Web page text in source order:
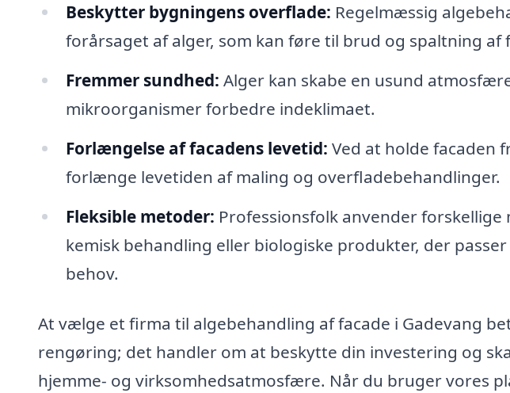
Beskytter bygningens overflade: Regelmæssig
forårsaget af alger, som kan føre til brud og spaltning af
Fremmer sundhed: Alger kan skabe en usund
mikroorganismer forbedre indeklimaet.
Forlængelse af facadens levetid: Ved at holde facaden
forlænge levetiden af maling og overfladebehandlinger.
Fleksible metoder: Professionsfolk anvender
kemisk behandling eller biologiske produkter, der
behov.
At vælge et firma til algebehandling af facade i Gadevang
rengøring; det handler om at beskytte din investering og
hjemme- og virksomhedsatmosfære. Når du bruger vores